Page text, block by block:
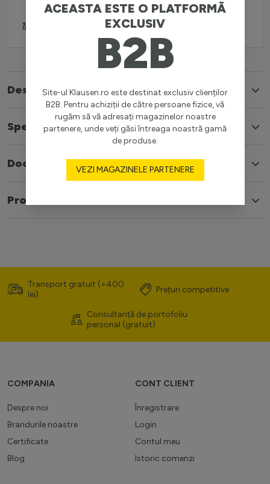
Adaugă pentru comparare
Descriere
Specificatii
Documente
Produse similare
ACEASTA ESTE O PLATFORMĂ
EXCLUSIV
B2B
Site-ul Klausen.ro este destinat exclusiv clienților
B2B. Pentru achiziții de către persoane fizice, vă
rugăm să vă adresați magazinelor noastre
partenere, unde veți găsi întreaga noastră gamă
de produse.
VEZI MAGAZINELE PARTENERE
Transport gratuit (>400
lei)
Prețuri competitive
Consultanță de portofoliu
personal (gratuit)
COMPANIA
Despre noi
Brandurile noastre
Certificate
Blog
CONT CLIENT
Înregistrare
Login
Contul meu
Istoric comenzi